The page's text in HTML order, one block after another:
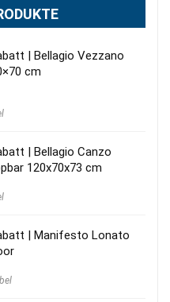
| Bellagio Vezzano
cm
| Bellagio Canzo
120x70x73 cm
| Manifesto Lonato